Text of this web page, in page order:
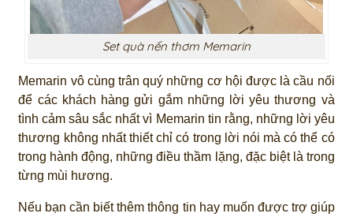
Set quà nến thơm Memarin
Memarin vô cùng trân quý những cơ hội được là cầu nối
để các khách hàng gửi gắm những lời yêu thương và
tình cảm sâu sắc nhất vì Memarin tin rằng, những lời yêu
thương không nhất thiết chỉ có trong lời nói mà có thể có
trong hành động, những điều thầm lặng, đặc biệt là trong
từng mùi hương.
Nếu bạn cần biết thêm thông tin hay muốn được trợ giúp